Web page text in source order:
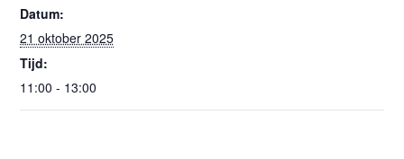
Datum:
21 oktober 2025
Tijd:
11:00 - 13:00